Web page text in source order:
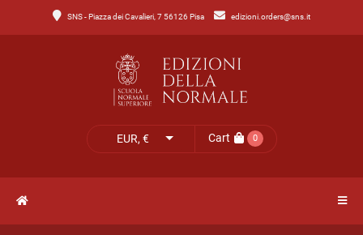
SNS - Piazza dei Cavalieri, 7 56126 Pisa edizioni.orders@sns.it
EUR, € Cart 0
MenuCatalogo
Catalogo
NOVITÀ
NEWS